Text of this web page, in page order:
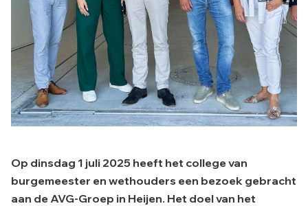
Op dinsdag 1 juli 2025 heeft het college van
burgemeester en wethouders een bezoek gebracht
aan de AVG-Groep in Heijen. Het doel van het